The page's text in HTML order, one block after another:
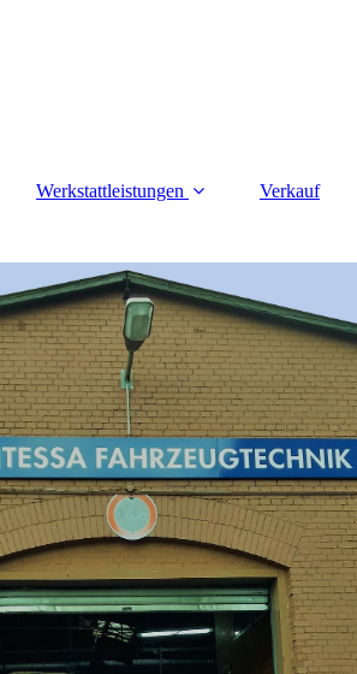
Werkstattleistungen Verkauf